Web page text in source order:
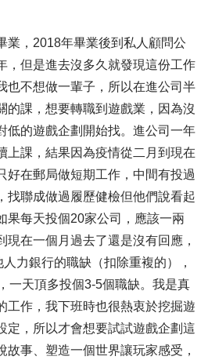
業，2018年畢業後到私人顧問公
，但是進去沒多久就發現這份工作
也不想做一輩子，所以在進公司半
的課，想要轉職到遊戲業，因為沒
低的遊戲企劃開始找。進公司一年
上課，結果因為疫情從二月到現在
好在郵局做短期工作，中間有投過
找聯成做過履歷健檢但他們說看起
果每天投個20家公司，應該一兩
現在一個月過去了還是沒有回應，
力銀行的職缺（扣除重複的），
一天頂多投個3-5個職缺。我是真
工作，我下班時也很熱衷於挖掘遊
定，所以才會想要試試遊戲企劃這
故事、塑造一個世界讓玩家感受，